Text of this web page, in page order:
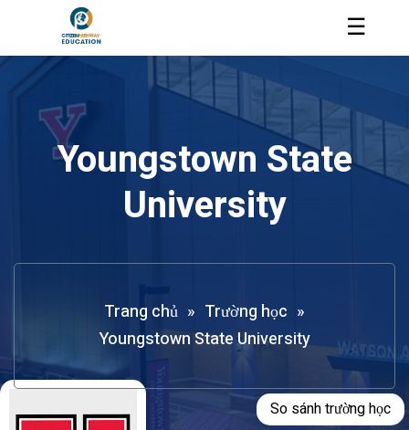
☰
Youngstown State
University
Trang chủ » Trường học »
Youngstown State University
So sánh trường học